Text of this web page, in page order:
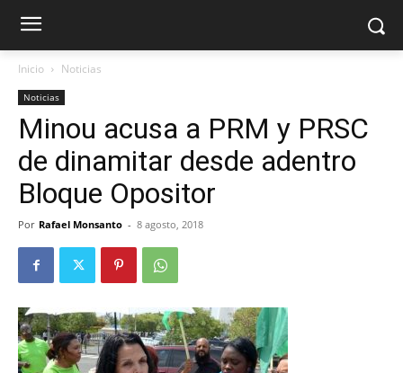
Inicio Noticias
Noticias
Minou acusa a PRM y PRSC
de dinamitar desde adentro
Bloque Opositor
Por Rafael Monsanto - 8 agosto, 2018